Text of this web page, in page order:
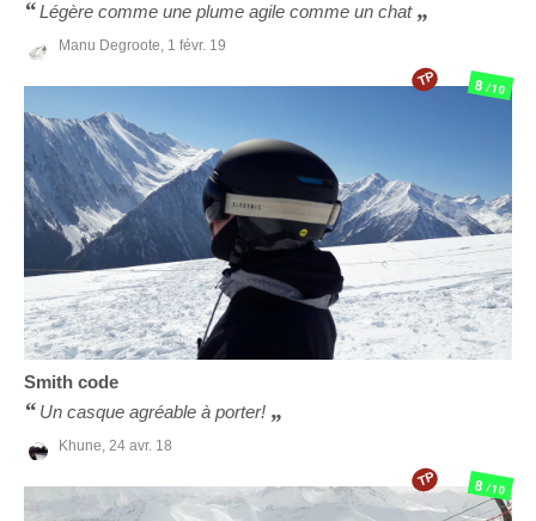
Légère comme une plume agile comme un chat
Manu Degroote, 1 févr. 19
Smith code
Un casque agréable à porter!
Khune, 24 avr. 18
8/10
TP
8/10
TP